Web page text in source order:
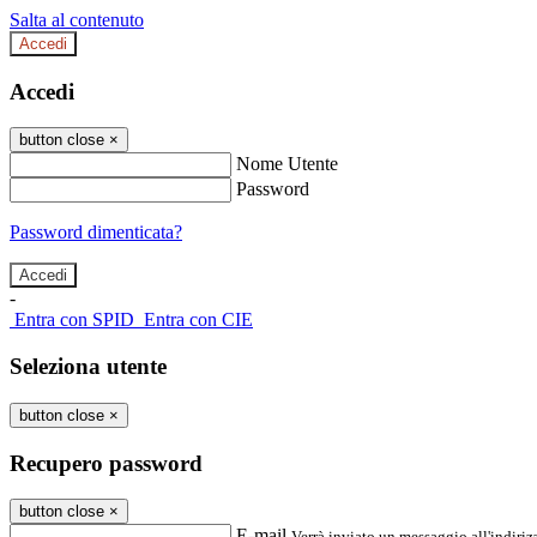
Salta al contenuto
Accedi
Accedi
button close ×
Nome Utente
Password
Password dimenticata?
-
Entra con SPID Entra con CIE
Seleziona utente
button close ×
Recupero password
button close ×